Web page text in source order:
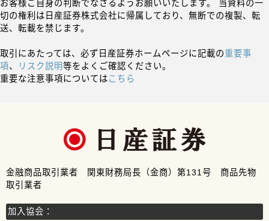
お客様ご自身の判断でなさるようお願いいたします。 当資料の一
切の権利は日産証券株式会社に帰属しており、無断での複製、転
送、転載を禁じます。
取引にあたっては、必ず日産証券ホームページに記載の重要事
項、 リスク説明等をよくご確認ください。
重要な注意事項についてはこちら
金融商品取引業者 関東財務局長（金商）第131号 商品先物
取引業者
加入協会：